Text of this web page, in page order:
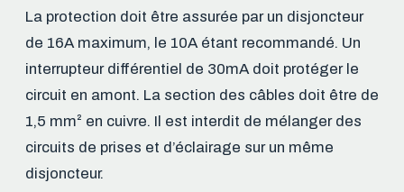
La protection doit être assurée par un disjoncteur
de 16A maximum, le 10A étant recommandé. Un
interrupteur différentiel de 30mA doit protéger le
circuit en amont. La section des câbles doit être de
1,5 mm² en cuivre. Il est interdit de mélanger des
circuits de prises et d’éclairage sur un même
disjoncteur.